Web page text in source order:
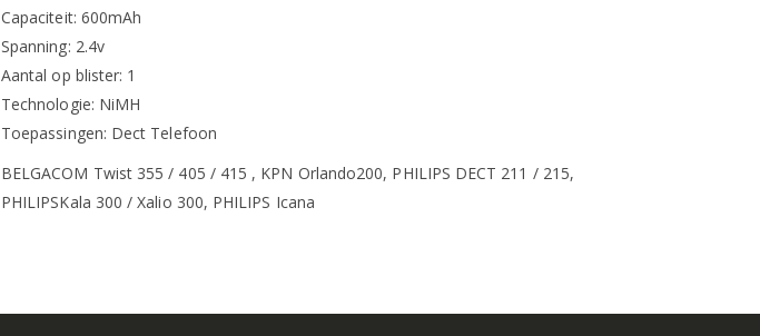
Capaciteit: 600mAh
Spanning: 2.4v
Aantal op blister: 1
Technologie: NiMH
Toepassingen: Dect Telefoon
BELGACOM Twist 355 / 405 / 415 , KPN Orlando200, PHILIPS DECT 211 / 215,
PHILIPSKala 300 / Xalio 300, PHILIPS Icana